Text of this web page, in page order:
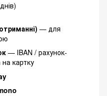
— для
— IBAN / рахунок-
картку